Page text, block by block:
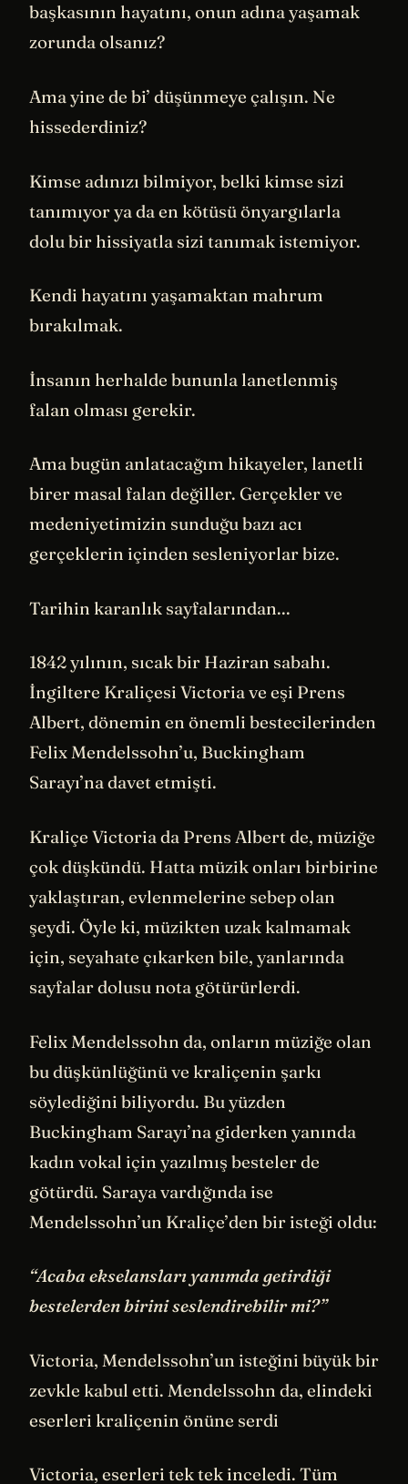
başkasının hayatını, onun adına yaşamak
zorunda olsanız?
Ama yine de bi’ düşünmeye çalışın. Ne
hissederdiniz?
Kimse adınızı bilmiyor, belki kimse sizi
tanımıyor ya da en kötüsü önyargılarla
dolu bir hissiyatla sizi tanımak istemiyor.
Kendi hayatını yaşamaktan mahrum
bırakılmak.
İnsanın herhalde bununla lanetlenmiş
falan olması gerekir.
Ama bugün anlatacağım hikayeler, lanetli
birer masal falan değiller. Gerçekler ve
medeniyetimizin sunduğu bazı acı
gerçeklerin içinden sesleniyorlar bize.
Tarihin karanlık sayfalarından...
1842 yılının, sıcak bir Haziran sabahı.
İngiltere Kraliçesi Victoria ve eşi Prens
Albert, dönemin en önemli bestecilerinden
Felix Mendelssohn’u, Buckingham
Sarayı’na davet etmişti.
Kraliçe Victoria da Prens Albert de, müziğe
çok düşkündü. Hatta müzik onları birbirine
yaklaştıran, evlenmelerine sebep olan
şeydi. Öyle ki, müzikten uzak kalmamak
için, seyahate çıkarken bile, yanlarında
sayfalar dolusu nota götürürlerdi.
Felix Mendelssohn da, onların müziğe olan
bu düşkünlüğünü ve kraliçenin şarkı
söylediğini biliyordu. Bu yüzden
Buckingham Sarayı’na giderken yanında
kadın vokal için yazılmış besteler de
götürdü. Saraya vardığında ise
Mendelssohn’un Kraliçe’den bir isteği oldu:
“Acaba ekselansları yanımda getirdiği
bestelerden birini seslendirebilir mi?”
Victoria, Mendelssohn’un isteğini büyük bir
zevkle kabul etti. Mendelssohn da, elindeki
eserleri kraliçenin önüne serdi
Victoria, eserleri tek tek inceledi. Tüm